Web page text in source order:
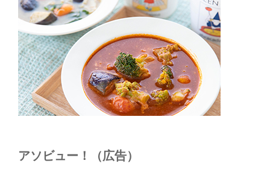
アソビュー！（広告）